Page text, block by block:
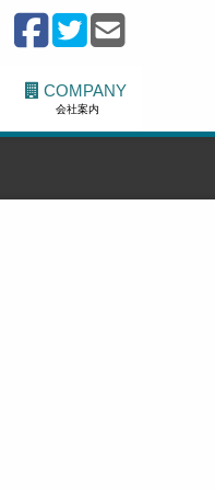
COMPANY
会社案内